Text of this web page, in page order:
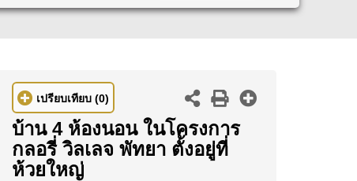
เปรียบเทียบ (0)
บ้าน 4 ห้องนอน ในโครงการ
กลอรี่ วิลเลจ พัทยา ตั้งอยู่ที่
ห้วยใหญ่